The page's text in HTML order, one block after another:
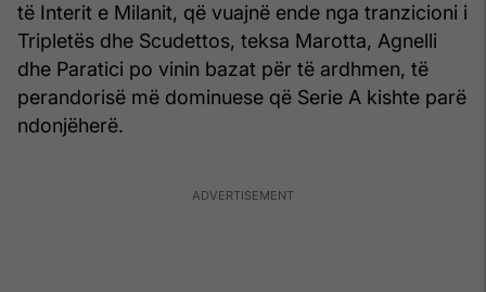
të Interit e Milanit, që vuajnë ende nga tranzicioni i
Tripletës dhe Scudettos, teksa Marotta, Agnelli
dhe Paratici po vinin bazat për të ardhmen, të
perandorisë më dominuese që Serie A kishte parë
ndonjëherë.